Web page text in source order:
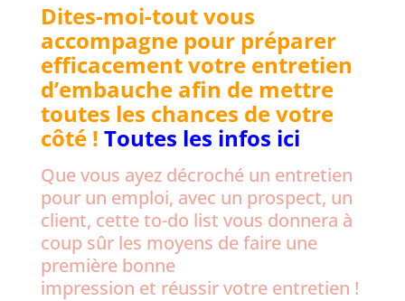
Dites-moi-tout vous
accompagne pour préparer
efficacement votre entretien
d’embauche afin de mettre
toutes les chances de votre
côté ! Toutes les infos ici
Que vous ayez décroché un entretien
pour un emploi, avec un prospect, un
client, cette to-do list vous donnera à
coup sûr les moyens de faire une
première bonne
impression et réussir votre entretien !